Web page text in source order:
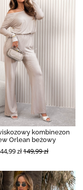
kombinezon
Orlean beżowy
44,99 zł149,99 zł